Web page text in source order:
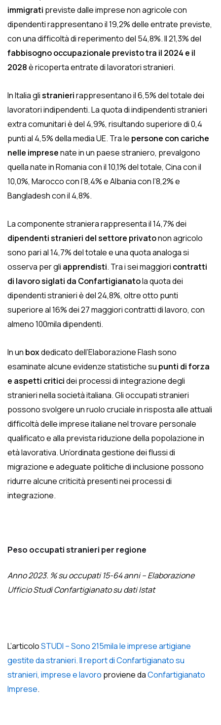
immigrati previste dalle imprese non agricole con
dipendenti rappresentano il 19,2% delle entrate previste,
con una difficoltà di reperimento del 54,8%. Il 21,3% del
fabbisogno occupazionale previsto tra il 2024 e il
2028è ricoperta entrate di lavoratori stranieri.
In Italia glistranierirappresentano il 6,5% del totale dei
lavoratori indipendenti. La quota di indipendenti stranieri
extra comunitari è del 4,9%, risultando superiore di 0,4
punti al 4,5% della media UE. Tra le persone con cariche
nelle impresenate in un paese straniero, prevalgono
quella nate in Romania con il 10,1% del totale, Cina con il
10,0%, Marocco con l’8,4% e Albania con l’8,2% e
Bangladesh con il 4,8%.
La componente straniera rappresenta il 14,7% dei
dipendenti stranieri del settore privatonon agricolo
sono pari al 14,7% del totale e una quota analoga si
osserva per gli apprendisti. Tra i sei maggiori contratti
di lavoro siglati da Confartigianatola quota dei
dipendenti stranieri è del 24,8%, oltre otto punti
superiore al 16% dei 27 maggiori contratti di lavoro, con
almeno 100mila dipendenti.
In un boxdedicato dell’Elaborazione Flash sono
esaminate alcune evidenze statistiche su punti di forza
e aspetti criticidei processi di integrazione degli
stranieri nella società italiana. Gli occupati stranieri
possono svolgere un ruolo cruciale in risposta alle attuali
difficoltà delle imprese italiane nel trovare personale
qualificato e alla prevista riduzione della popolazione in
età lavorativa. Un’ordinata gestione dei flussi di
migrazione e adeguate politiche di inclusione possono
ridurre alcune criticità presenti nei processi di
integrazione.
Peso occupati stranieri per regione
Anno 2023. % su occupati 15-64 anni – Elaborazione
Ufficio Studi Confartigianato su dati Istat
L’articoloSTUDI – Sono 215mila le imprese artigiane
gestite da stranieri. Il report di Confartigianato su
stranieri, imprese e lavoro proviene daConfartigianato
Imprese.